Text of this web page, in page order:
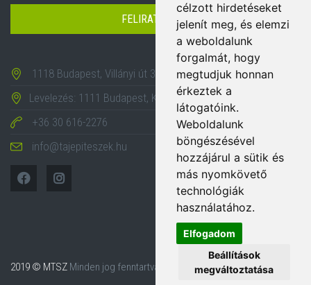
célzott hirdetéseket
jelenít meg, és elemzi
a weboldalunk
forgalmát, hogy
megtudjuk honnan
érkeztek a
látogatóink.
Weboldalunk
böngészésével
hozzájárul a sütik és
más nyomkövető
technológiák
használatához.
Elfogadom
Beállítások
megváltoztatása
FELIRATKOZÁS
1118 Budapest, Villányi út 35-43.
Levelezés: 1111 Budapest, Karinthy Frigyes út 24.
+36 30 616-2276
info@tajepiteszek.hu
2019 © MTSZ Minden jog fenntartva.